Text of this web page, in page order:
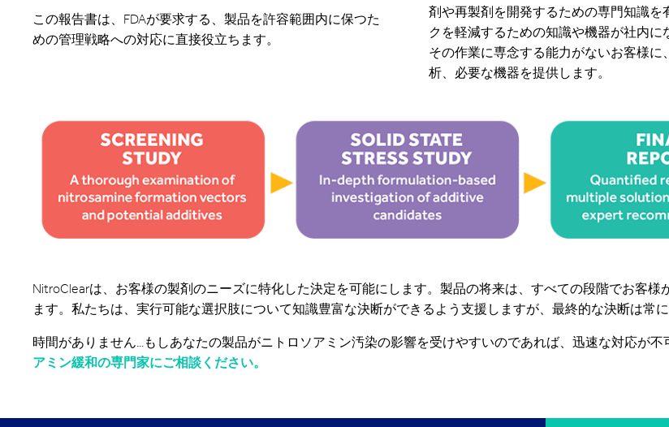
この報告書は、FDAが要求する、製品を許容範囲内に保つた
めの管理戦略への対応に直接役立ちます。
剤や再製剤を開発するための専門知識を
クを軽減するための知識や機器が社内に
その作業に専念する能力がないお客様に
析、必要な機器を提供します。
NitroClearは、お客様の製剤のニーズに特化した決定を可能にします。製品の将来は、すべての段階でお客様
ます。私たちは、実行可能な選択肢について知識豊富な決断ができるよう支援しますが、最終的な決断は常に
時間がありません...もしあなたの製品がニトロソアミン汚染の影響を受けやすいのであれば、迅速な対応が不
アミン緩和の専門家にご相談ください。